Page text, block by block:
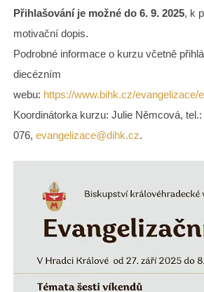
Přihlašování je možné do 6. 9. 2025, k
motivační dopis.
Podrobné informace o kurzu včetně
diecézním
webu: https://www.bihk.cz/evangelizace/
Koordinátorka kurzu: Julie Němcová, tel.:
076, evangelizace@dihk.cz.